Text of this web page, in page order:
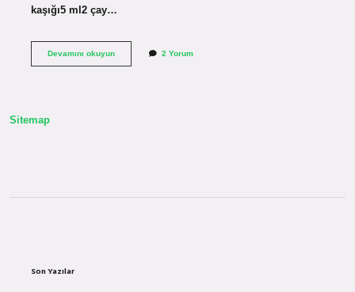
kaşığı5 ml2 çay…
Devamını okuyun1
2 Yorum
Sitemap
Son Yazılar